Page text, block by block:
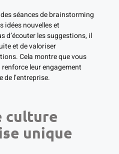
séances de brainstorming
idées nouvelles et
d’écouter les suggestions, il
et de valoriser
Cela montre que vous
leur engagement
de l’entreprise.
culture
unique